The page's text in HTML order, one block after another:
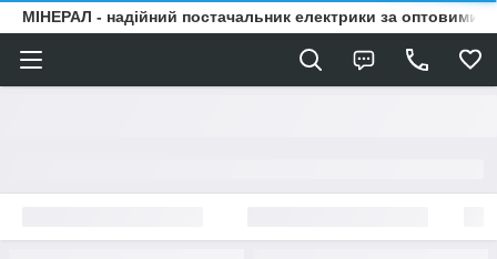
МІНЕРАЛ - надійний постачальник електрики за оптовими